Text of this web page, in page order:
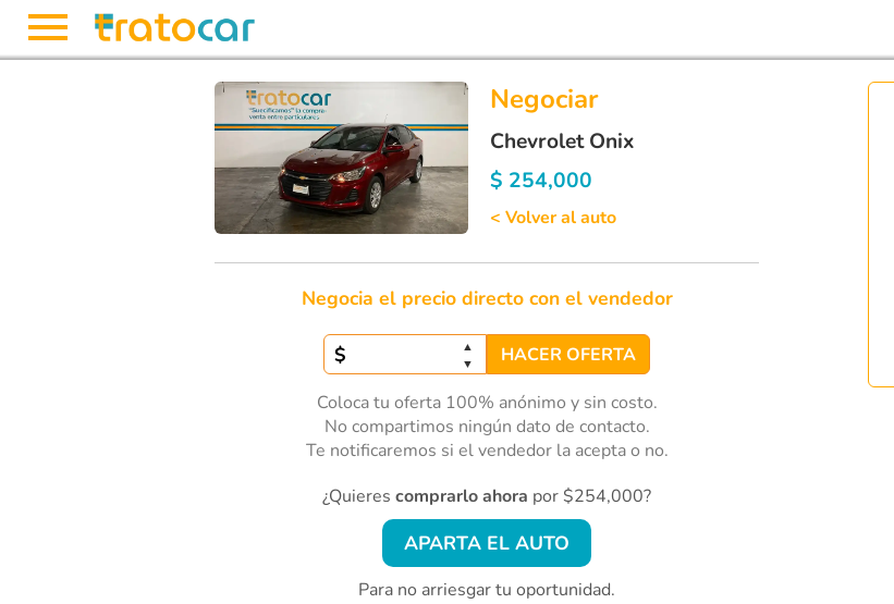
Negociar
Chevrolet Onix
$ 254,000
< Volver al auto
Negocia el precio directo con el vendedor
▲
▼
Coloca tu oferta 100% anónimo y sin costo.
No compartimos ningún dato de contacto.
Te notificaremos si el vendedor la acepta o no.
¿Quieres comprarlo ahora por $254,000?
APARTA EL AUTO
Para no arriesgar tu oportunidad.